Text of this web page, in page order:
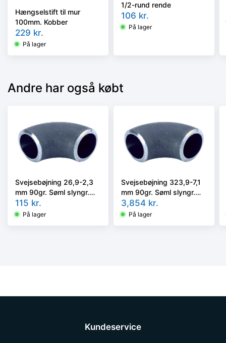
Hængselstift til mur
100mm. Kobber
229 kr.
På lager
1/2-rund rende
106 kr.
På lager
Andre har også købt
Svejsebøjning 26,9-2,3
mm 90gr. Søml slyngr.
fasede kval EN10253-2,
P235GH, 3D
115 kr.
På lager
Svejsebøjning 323,9-7,1
mm 90gr. Søml slyngr.
fasede kval EN10253-2,
P235GH, 3D
3,854 kr.
På lager
Kundeservice